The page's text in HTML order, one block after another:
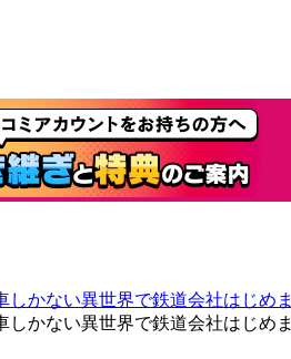
かない異世界で鉄道会社はじめ
かない異世界で鉄道会社はじめ